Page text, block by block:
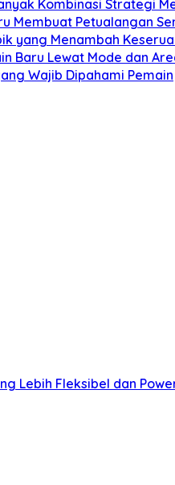
Kombinasi Strategi
Membuat Petualangan
yang Menambah
Baru Lewat Mode dan
Wajib Dipahami Pemain
Lebih Fleksibel dan